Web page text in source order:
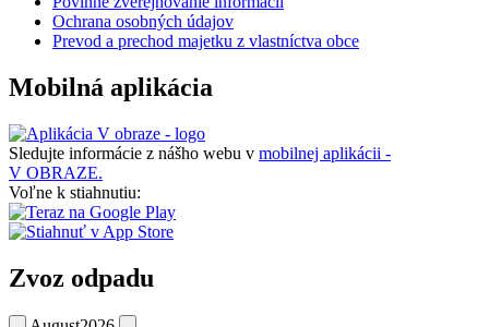
Ochrana osobných údajov
Prevod a prechod majetku z vlastníctva obce
Mobilná aplikácia
Sledujte informácie z nášho webu v mobilnej aplikácii -
V OBRAZE.
Voľne k stiahnutiu:
Zvoz odpadu